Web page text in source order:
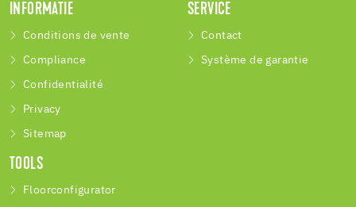
INFORMATIE
Conditions de vente
Compliance
Confidentialité
Privacy
Sitemap
SERVICE
Contact
Système de garantie
TOOLS
Floorconfigurator